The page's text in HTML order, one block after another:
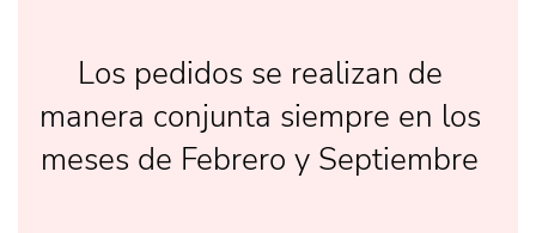
Los pedidos se realizan de
manera conjunta siempre en los
meses de Febrero y Septiembre